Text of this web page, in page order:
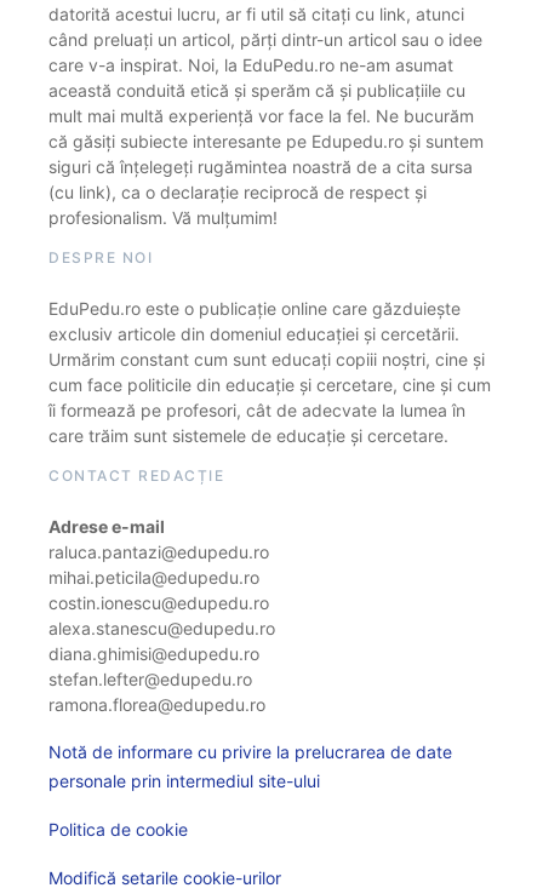
datorită acestui lucru, ar fi util să citați cu link, atunci
când preluați un articol, părți dintr-un articol sau o idee
care v-a inspirat. Noi, la EduPedu.ro ne-am asumat
această conduită etică și sperăm că și publicațiile cu
mult mai multă experiență vor face la fel. Ne bucurăm
că găsiți subiecte interesante pe Edupedu.ro și suntem
siguri că înțelegeți rugămintea noastră de a cita sursa
(cu link), ca o declarație reciprocă de respect și
profesionalism. Vă mulțumim!
DESPRE NOI
EduPedu.ro este o publicație online care găzduiește
exclusiv articole din domeniul educației și cercetării.
Urmărim constant cum sunt educați copiii noștri, cine și
cum face politicile din educație și cercetare, cine și cum
îi formează pe profesori, cât de adecvate la lumea în
care trăim sunt sistemele de educație și cercetare.
CONTACT REDACȚIE
Adrese e-mail
raluca.pantazi@edupedu.ro
mihai.peticila@edupedu.ro
costin.ionescu@edupedu.ro
alexa.stanescu@edupedu.ro
diana.ghimisi@edupedu.ro
stefan.lefter@edupedu.ro
ramona.florea@edupedu.ro
Notă de informare cu privire la prelucrarea de date
personale prin intermediul site-ului
Politica de cookie
Modifică setarile cookie-urilor